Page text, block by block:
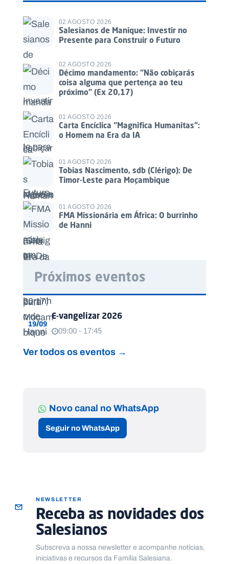
02 AGOSTO 2026
Salesianos de Manique: Investir no
Presente para Construir o Futuro
02 AGOSTO 2026
Décimo mandamento: “Não cobiçarás
coisa alguma que pertença ao teu
próximo” (Ex 20,17)
01 AGOSTO 2026
Carta Encíclica “Magnifica Humanitas”:
o Homem na Era da IA
01 AGOSTO 2026
Tobias Nascimento, sdb (Clérigo): De
Timor-Leste para Moçambique
01 AGOSTO 2026
FMA Missionária em África: O burrinho
de Hanni
Próximos eventos
19/09
E-vangelizar 2026
09:00 - 17:45
Ver todos os eventos →
Novo canal no WhatsApp
Seguir no WhatsApp
NEWSLETTER
Receba as novidades dos
Salesianos
Subscreva a nossa newsletter e acompanhe notícias,
iniciativas e recursos da Família Salesiana.